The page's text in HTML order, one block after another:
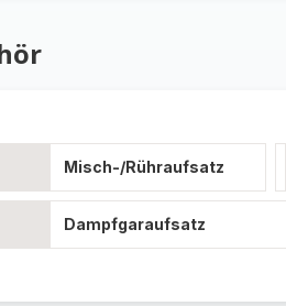
Misch-/Rühraufsatz
Dampfgaraufsatz